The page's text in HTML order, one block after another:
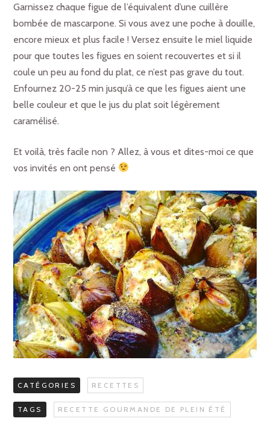
Garnissez chaque figue de l’équivalent d’une cuillère
bombée de mascarpone. Si vous avez une poche à douille,
encore mieux et plus facile ! Versez ensuite le miel liquide
pour que toutes les figues en soient recouvertes et si il
coule un peu au fond du plat, ce n’est pas grave du tout.
Enfournez 20-25 min jusqu’à ce que les figues aient une
belle couleur et que le jus du plat soit légèrement
caramélisé.
Et voilà, très facile non ? Allez, à vous et dites-moi ce que
vos invités en ont pensé
CATÉGORIES RECETTES
TAGS RECETTE GOURMANDE DE PLEIN ÉTÉ